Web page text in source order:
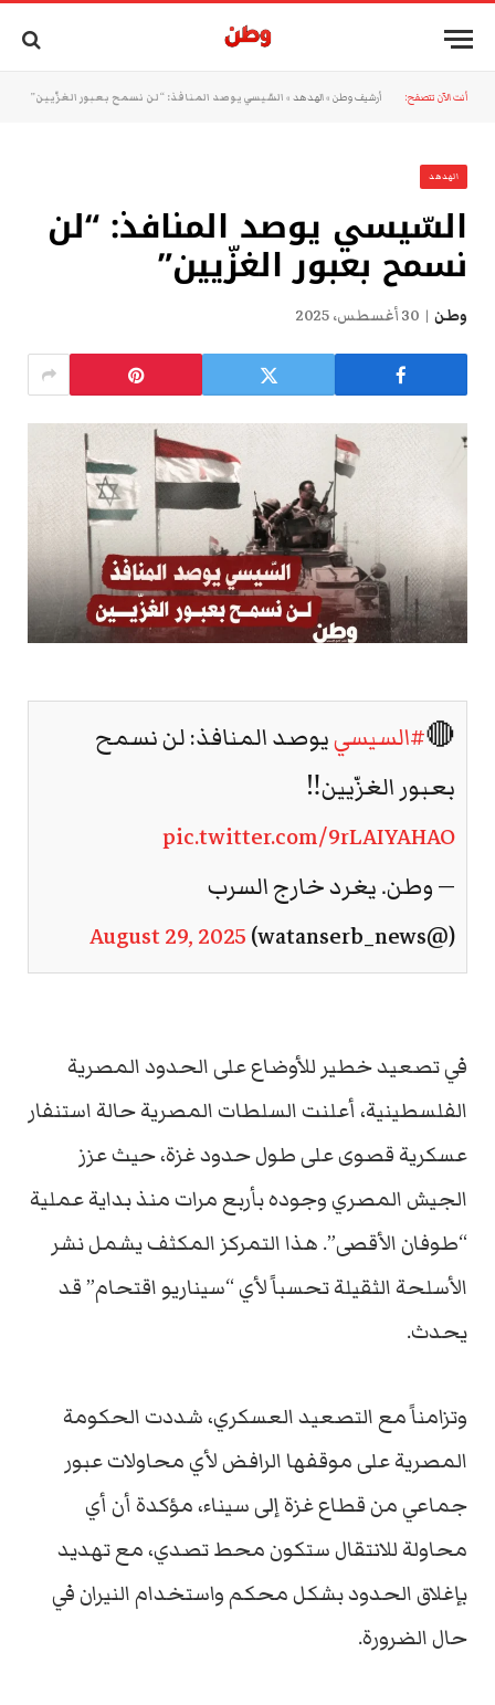
أنت الآن تتصفح: أرشيف وطن »الهدهد » السّيسي يوصد المنافذ: “لن نسمح بعبور الغزّيين”
الهدهد
السّيسي يوصد المنافذ: “لن
نسمح بعبور الغزّيين”
وطن 30 أغسطس، 2025
🔴#السيسييوصد المنافذ: لن نسمح
بعبور الغزّيين‼️
pic.twitter.com/9rLAIYAHAO
— وطن. يغرد خارج السرب
(@watanserb_news)
August 29, 2025
في تصعيد خطير للأوضاع على الحدود المصرية
الفلسطينية، أعلنت السلطات المصرية حالة استنفار
عسكرية قصوى على طول حدود غزة، حيث عزز
الجيش المصري وجوده بأربع مرات منذ بداية عملية
“طوفان الأقصى”. هذا التمركز المكثف يشمل نشر
الأسلحة الثقيلة تحسباً لأي “سيناريو اقتحام” قد
يحدث.
وتزامناً مع التصعيد العسكري، شددت الحكومة
المصرية على موقفها الرافض لأي محاولات عبور
جماعي من قطاع غزة إلى سيناء، مؤكدة أن أي
محاولة للانتقال ستكون محط تصدي، مع تهديد
بإغلاق الحدود بشكل محكم واستخدام النيران في
حال الضرورة.